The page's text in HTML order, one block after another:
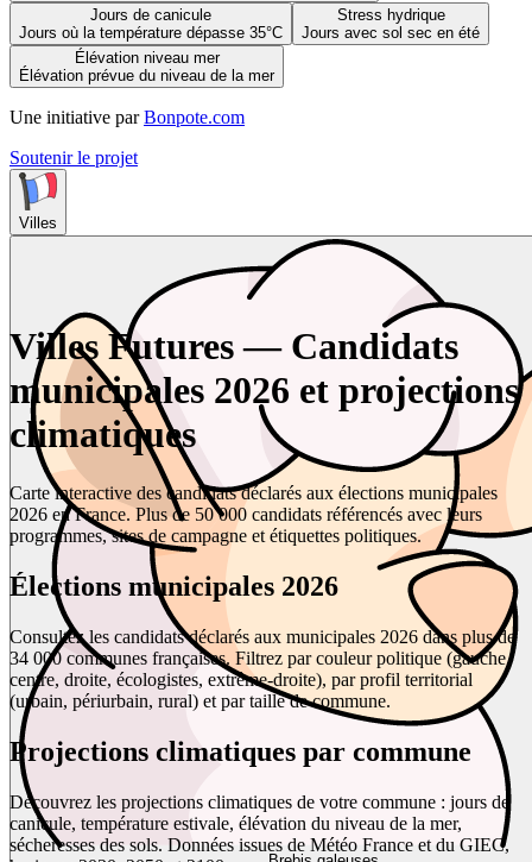
Jours de canicule
Jours où la température dépasse 35°C
Stress hydrique
Jours avec sol sec en été
Élévation niveau mer
Élévation prévue du niveau de la mer
Une initiative par Bonpote.com
Soutenir le projet
Villes
Villes Futures — Candidats
municipales 2026 et projections
climatiques
Carte interactive des candidats déclarés aux élections municipales
2026 en France. Plus de 50 000 candidats référencés avec leurs
programmes, sites de campagne et étiquettes politiques.
Élections municipales 2026
Consultez les candidats déclarés aux municipales 2026 dans plus de
34 000 communes françaises. Filtrez par couleur politique (gauche,
centre, droite, écologistes, extrême-droite), par profil territorial
(urbain, périurbain, rural) et par taille de commune.
Projections climatiques par commune
Découvrez les projections climatiques de votre commune : jours de
canicule, température estivale, élévation du niveau de la mer,
sécheresses des sols. Données issues de Météo France et du GIEC,